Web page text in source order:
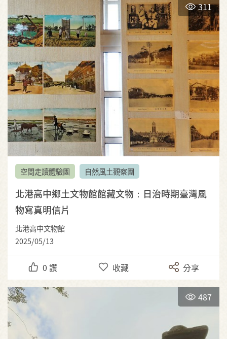
311
空間走讀體驗團 自然風土觀察團
北港高中鄉土文物館館藏文物：日治時期臺灣風
物寫真明信片
北港高中文物館
2025/05/13
0 讚 收藏 分享
487